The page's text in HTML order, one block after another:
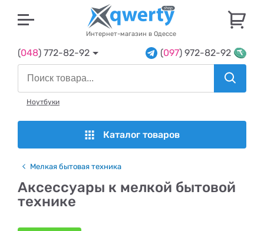
Интернет-магазин в Одессе
(048) 772-82-92 (097) 972-82-92
Ноутбуки
Каталог товаров
Мелкая бытовая техника
Аксессуары к мелкой бытовой
технике